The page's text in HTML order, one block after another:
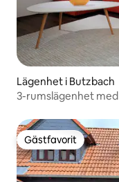
Lägenhet i Butzbach
3-rumslägenhet
Gästfavorit
Gästfavorit